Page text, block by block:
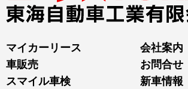
マイカーリース
車販売
スマイル車検
会社案内
お問合せ
新車情報